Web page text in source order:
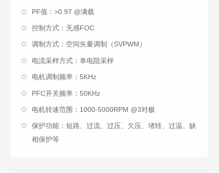
PF值：>0.97 @满载
控制方式：无感FOC
调制方式：空间矢量调制（SVPWM）
电流采样方式：单电阻采样
电机调制频率：5KHz
PFC开关频率：50KHz
电机转速范围：1000-5000RPM @3对极
保护功能：短路、过流、过压、欠压、堵转、过温、缺
相保护等